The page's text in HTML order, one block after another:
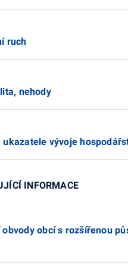
ruch
nehody
ukazatele vývoje
INFORMACE
obvody obcí s rozšířenou